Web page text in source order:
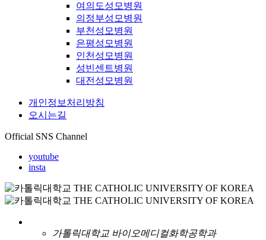
여의도성모병원
의정부성모병원
부천성모병원
은평성모병원
인천성모병원
성빈센트병원
대전성모병원
개인정보처리방침
오시는길
Official SNS Channel
youtube
insta
가톨릭대학교 바이오메디컬화학공학과